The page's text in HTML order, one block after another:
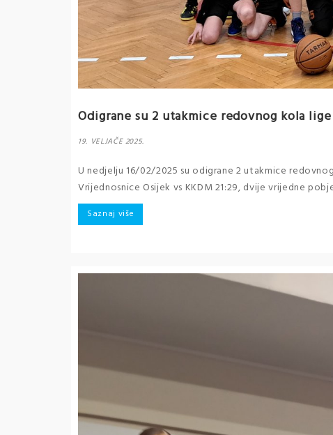
Odigrane su 2 utakmice redovnog kola
19. VELJAČE 2025.
U nedjelju 16/02/2025 su odigrane 2 utakmice
Vrijednosnice Osijek vs KKDM 21:29, dvije vrijedne
Saznaj više